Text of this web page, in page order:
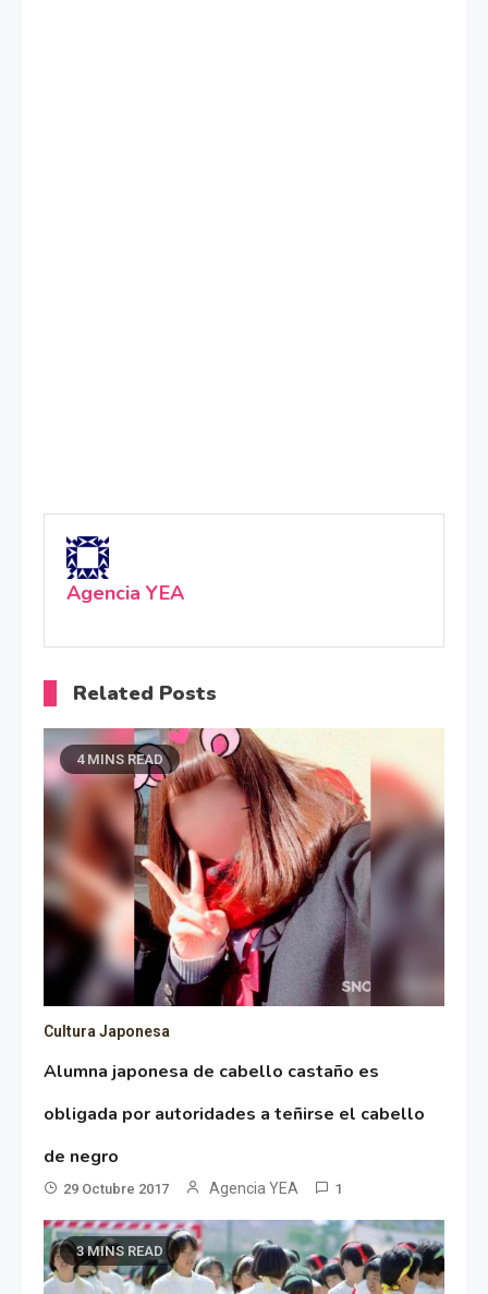
Agencia YEA
Related Posts
4 MINS READ
Cultura Japonesa
Alumna japonesa de cabello castaño es
obligada por autoridades a teñirse el cabello
de negro
29 Octubre 2017 Agencia YEA 1
3 MINS READ